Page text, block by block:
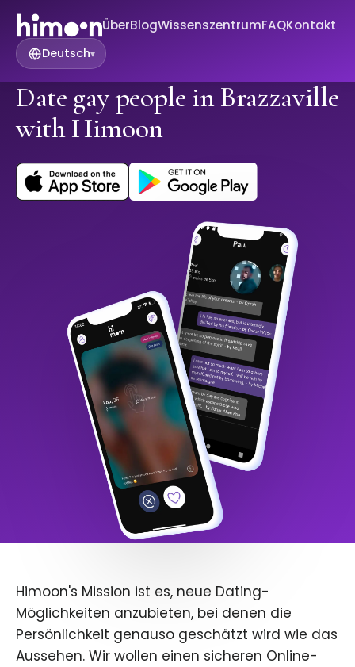
ÜberBlogWissenszentrumFAQKontakt
Deutsch▾
Date gay people in Brazzaville
with Himoon
Himoon's Mission ist es, neue Dating-
Möglichkeiten anzubieten, bei denen die
Persönlichkeit genauso geschätzt wird wie das
Aussehen. Wir wollen einen sicheren Online-